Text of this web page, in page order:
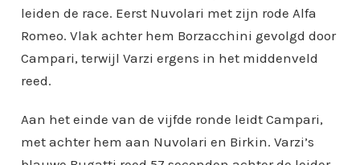
leiden de race. Eerst Nuvolari met zijn rode Alfa
Romeo. Vlak achter hem Borzacchini gevolgd door
Campari, terwijl Varzi ergens in het middenveld
reed.
Aan het einde van de vijfde ronde leidt Campari,
met achter hem aan Nuvolari en Birkin. Varzi’s